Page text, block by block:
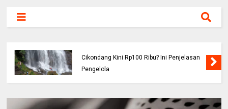
Cikondang Kini Rp100 Ribu? Ini Penjelasan
Pengelola